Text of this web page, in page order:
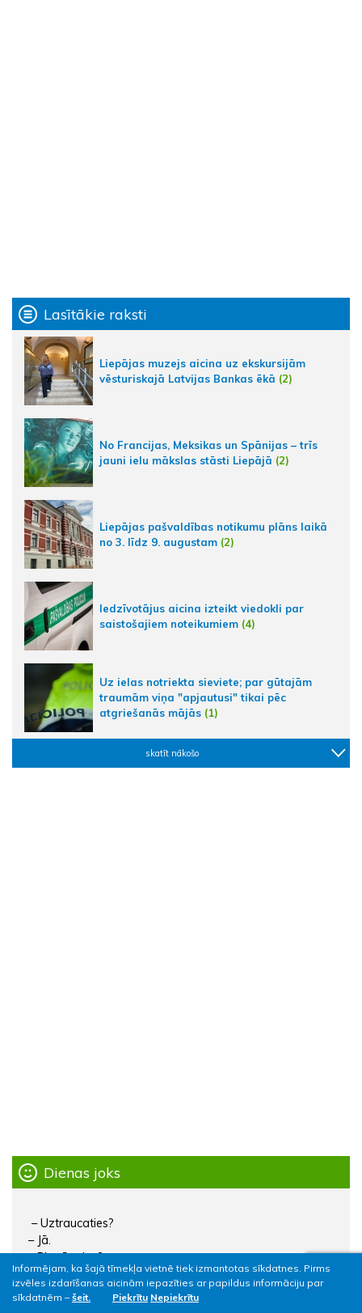
Informējam, ka šajā tīmekļa vietnē tiek izmantotas sīkdatnes. Pirms
izvēles izdarīšanas aicinām iepazīties ar papildus informāciju par
sīkdatnēm – šeit. Piekrītu Nepiekrītu
Lasītākie raksti
Liepājas muzejs aicina uz ekskursijām
vēsturiskajā Latvijas Bankas ēkā (2)
No Francijas, Meksikas un Spānijas – trīs
jauni ielu mākslas stāsti Liepājā (2)
Liepājas pašvaldības notikumu plāns laikā
no 3. līdz 9. augustam (2)
Iedzīvotājus aicina izteikt viedokli par
saistošajiem noteikumiem (4)
Uz ielas notriekta sieviete; par gūtajām
traumām viņa "apjautusi" tikai pēc
atgriešanās mājās (1)
skatīt nākošo
Dienas joks
– Uztraucaties?
– Jā.
– Pirmā reize?
– Nē, esmu uztraucies arī agrāk.